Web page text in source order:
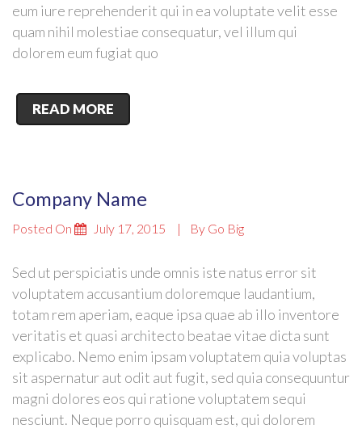
eum iure reprehenderit qui in ea voluptate velit esse
quam nihil molestiae consequatur, vel illum qui
dolorem eum fugiat quo
READ MORE
Company Name
Posted On July 17, 2015 By Go Big
Sed ut perspiciatis unde omnis iste natus error sit
voluptatem accusantium doloremque laudantium,
totam rem aperiam, eaque ipsa quae ab illo inventore
veritatis et quasi architecto beatae vitae dicta sunt
explicabo. Nemo enim ipsam voluptatem quia voluptas
sit aspernatur aut odit aut fugit, sed quia consequuntur
magni dolores eos qui ratione voluptatem sequi
nesciunt. Neque porro quisquam est, qui dolorem